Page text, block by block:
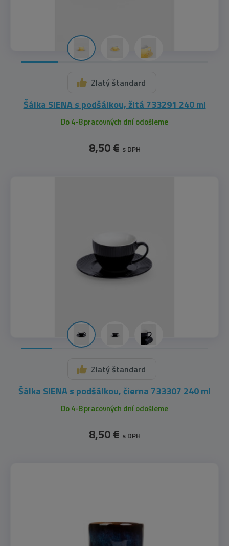
Zlatý štandard
Šálka SIENA s podšálkou, žltá 733291 240 ml
Do 4-8 pracovných dní odošleme
8,50 € s DPH
Zlatý štandard
Šálka SIENA s podšálkou, čierna 733307 240 ml
Do 4-8 pracovných dní odošleme
8,50 € s DPH